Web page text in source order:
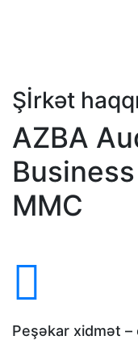
Şİrkət
AZBA
MMC
Peşəkar xidmət –